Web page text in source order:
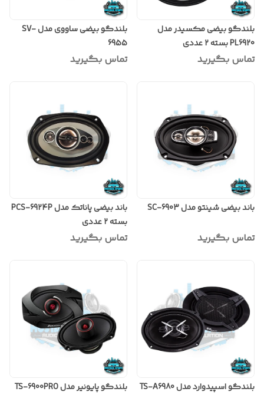
بلندگو بیضی مکسیدر مدل
PL6920 بسته ۲ عددی
تماس بگیرید
بلندگو بیضی ساووی مدل SV-
6955
تماس بگیرید
باند بیضی شینتو مدل SC-6903
تماس بگیرید
باند بیضی پاناتک مدل PCS-6924P
بسته ۲ عددی
تماس بگیرید
بلندگو اسپیدوارد مدل TS-A6980 بلندگو پایونیر مدل TS-6900PRO